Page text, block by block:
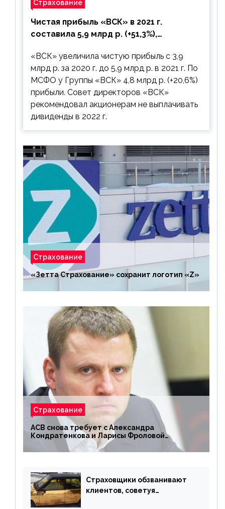
Страхование
Чистая прибыль «ВСК» в 2021 г.
составила 5,9 млрд р. (+51,3%),
выплачивать
«ВСК» увеличила чистую прибыль с 3,9
млрд р. за 2020 г. до 5,9 млрд р. в 2021 г. По
МСФО у Группы «ВСК» 4,8 млрд р. (+20,6%)
прибыли. Совет директоров «ВСК»
рекомендовал акционерам не выплачивать
дивиденды в 2022 г.
Страхование
«Зетта Страхование» сохранит логотип «Z»
Страхование
АСВ снова требует с Александра
Кондратенкова и Ларисы Фроловой
возмещения убытков на 1,5 млрд р.
Страховщики обзванивают
клиентов, советуя